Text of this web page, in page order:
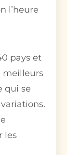
l’heure
pays et
meilleurs
qui se
les